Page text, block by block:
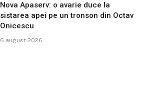
Nova Apaserv: o avarie duce la
sistarea apei pe un tronson din Octav
Onicescu
6 august 2026